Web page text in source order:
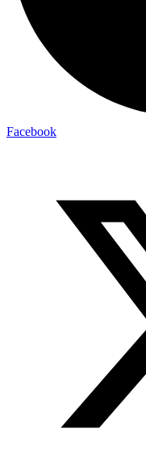
Facebook